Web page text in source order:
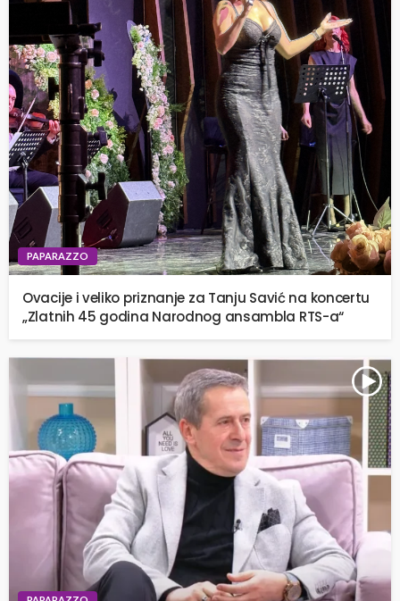
PAPARAZZO
Ovacije i veliko priznanje za Tanju Savić na koncertu
„Zlatnih 45 godina Narodnog ansambla RTS-a“